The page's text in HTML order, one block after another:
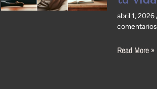
abril 1, 2026
comentarios
Read More »